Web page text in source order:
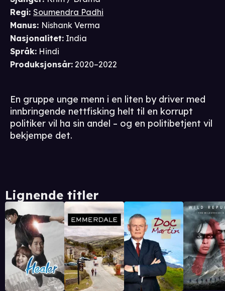
Regi: Soumendra Padhi
Manus: Nishank Verma
Nasjonalitet: India
Språk: Hindi
Produksjonsår: 2020–2022
En gruppe unge menn i en liten by driver med
innbringende nettfisking helt til en korrupt
politiker vil ha sin andel – og en politibetjent vil
bekjempe det.
Lignende titler